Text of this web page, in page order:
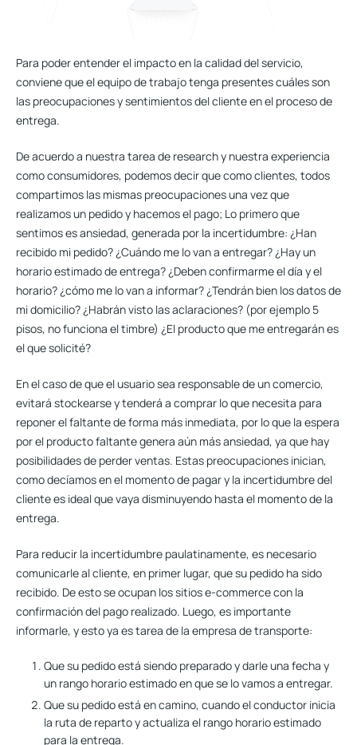
Para poder entender el impacto en la calidad del servicio,
conviene que el equipo de trabajo tenga presentes cuáles son
las preocupaciones y sentimientos del cliente en el proceso de
entrega.
De acuerdo a nuestra tarea de research y nuestra experiencia
como consumidores, podemos decir que como clientes, todos
compartimos las mismas preocupaciones una vez que
realizamos un pedido y hacemos el pago; Lo primero que
sentimos es ansiedad, generada por la incertidumbre: ¿Han
recibido mi pedido? ¿Cuándo me lo van a entregar? ¿Hay un
horario estimado de entrega? ¿Deben confirmarme el día y el
horario? ¿cómo me lo van a informar? ¿Tendrán bien los datos de
mi domicilio? ¿Habrán visto las aclaraciones? (por ejemplo 5
pisos, no funciona el timbre) ¿El producto que me entregarán es
el que solicité?
En el caso de que el usuario sea responsable de un comercio,
evitará stockearse y tenderá a comprar lo que necesita para
reponer el faltante de forma más inmediata, por lo que la espera
por el producto faltante genera aún más ansiedad, ya que hay
posibilidades de perder ventas. Estas preocupaciones inician,
como decíamos en el momento de pagar y la incertidumbre del
cliente es ideal que vaya disminuyendo hasta el momento de la
entrega.
Para reducir la incertidumbre paulatinamente, es necesario
comunicarle al cliente, en primer lugar, que su pedido ha sido
recibido. De esto se ocupan los sitios e-commerce con la
confirmación del pago realizado. Luego, es importante
informarle, y esto ya es tarea de la empresa de transporte:
Que su pedido está siendo preparado y darle una fecha y
un rango horario estimado en que se lo vamos a entregar.
Que su pedido está en camino, cuando el conductor inicia
la ruta de reparto y actualiza el rango horario estimado
para la entrega.